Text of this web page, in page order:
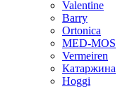
Valentine
Barry
Ortonica
MED-MOS
Vermeiren
Катаржина
Hoggi